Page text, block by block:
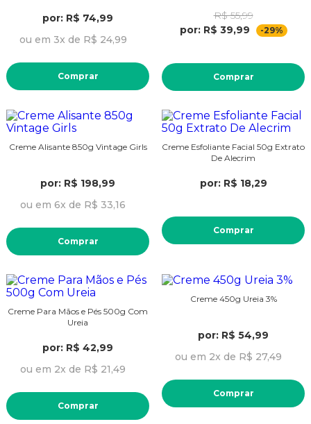
por: R$ 74,99
ou em 3x de R$ 24,99
Comprar
R$ 55,99
por: R$ 39,99
-29%
Comprar
Creme Alisante 850g Vintage Girls
por: R$ 198,99
ou em 6x de R$ 33,16
Comprar
Creme Esfoliante Facial 50g Extrato
De Alecrim
por: R$ 18,29
Comprar
Creme Para Mãos e Pés 500g Com
Ureia
por: R$ 42,99
ou em 2x de R$ 21,49
Comprar
Creme 450g Ureia 3%
por: R$ 54,99
ou em 2x de R$ 27,49
Comprar